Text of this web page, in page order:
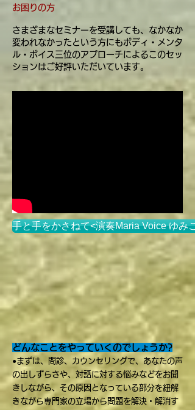
お困りの方
さまざまなセミナーを受講しても、 なかなか
変われなかったという方にもボディ・メンタ
ル・ボイス 三位のアプローチによるこのセッ
ションはご好評いただいています。
手と手をかさねて<演奏Maria Voice ゆみこ
どんなことをやっていくのでしょうか?
●まずは、問診、カウンセリングで、あなたの声
の出しずらさや、対話に対する悩みなどをお聞
きしながら、その原因となっている部分を紐解
きながら専門家の立場から問題を解決・解消す